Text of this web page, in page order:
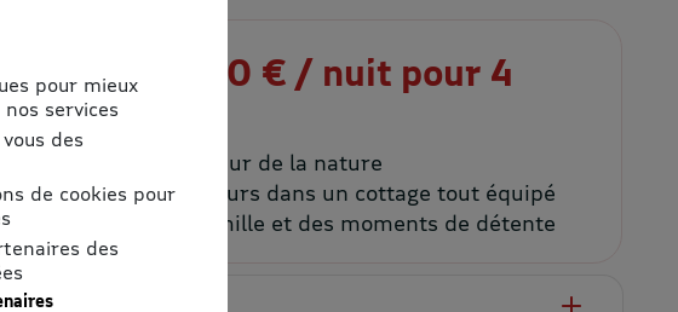
dès 150 € / nuit pour 4
20 destinations au cœur de la nature
derniers beaux jours dans un cottage tout équipé
pour toute la famille et des moments de détente
de l’offre
pour mieux
services
des
de cookies pour
des